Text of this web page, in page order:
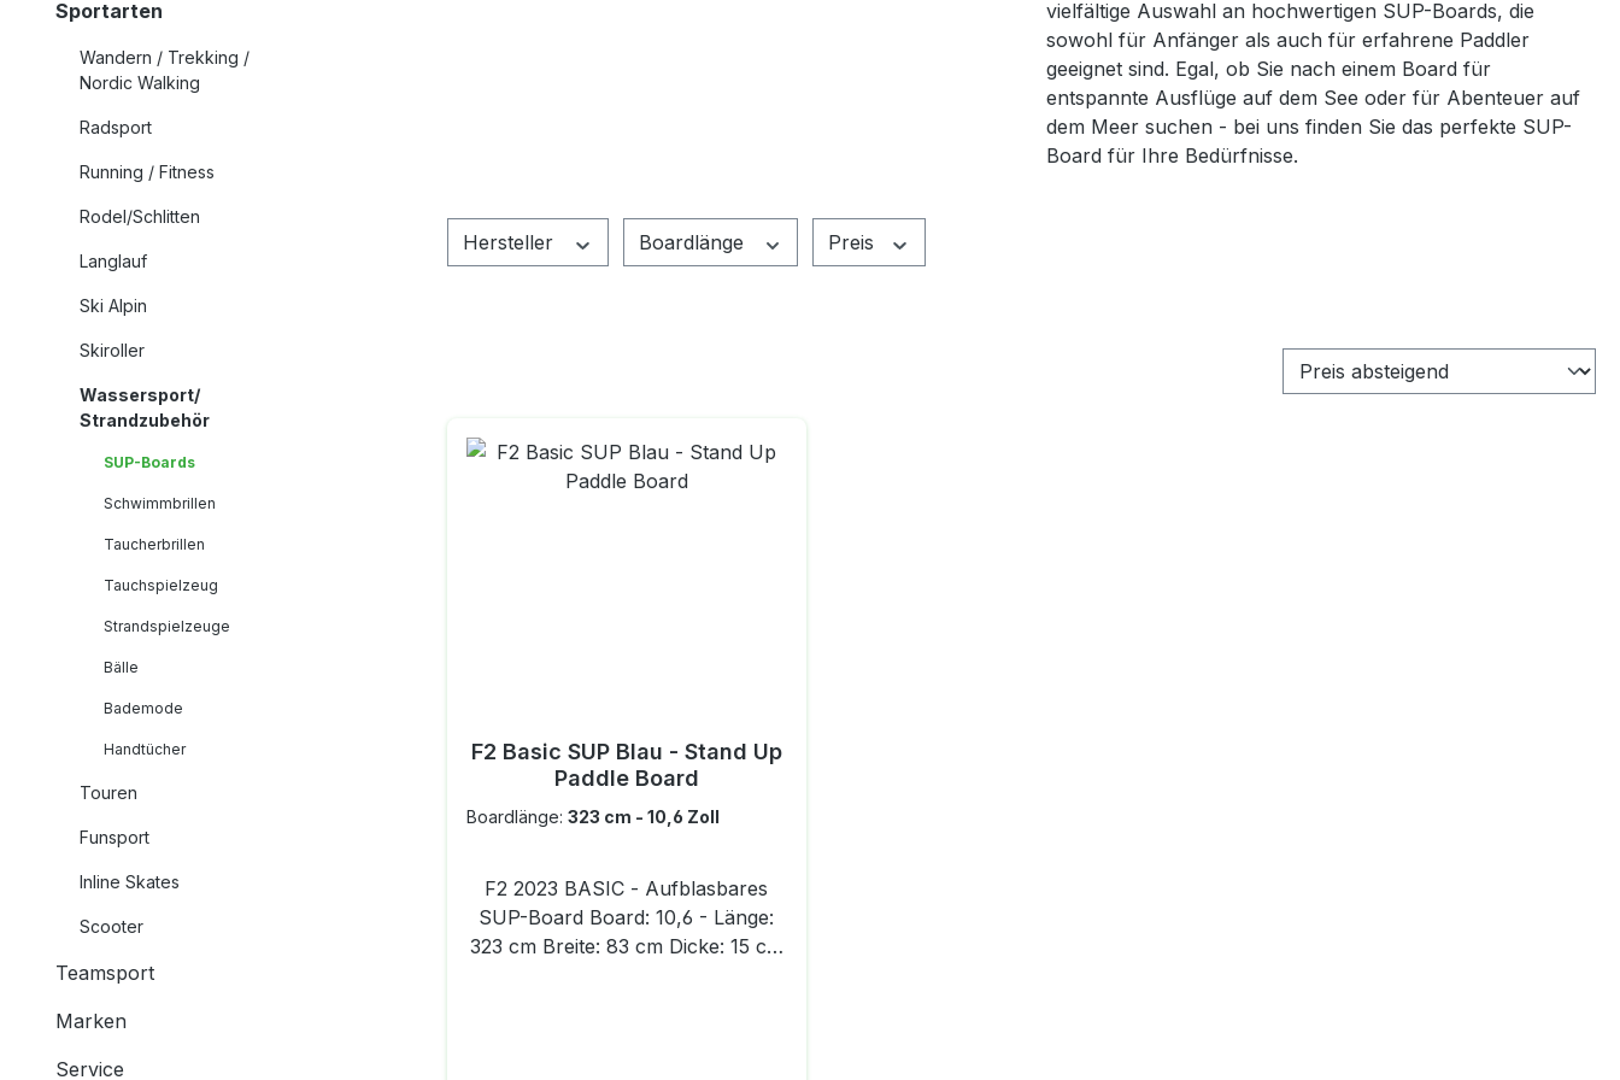
Sportarten
Wandern / Trekking /
Nordic Walking
Radsport
Running / Fitness
Rodel/Schlitten
Langlauf
Ski Alpin
Skiroller
Wassersport/
Strandzubehör
SUP-Boards
Schwimmbrillen
Taucherbrillen
Tauchspielzeug
Strandspielzeuge
Bälle
Bademode
Handtücher
Touren
Funsport
Inline Skates
Scooter
Teamsport
Marken
Service
vielfältige Auswahl an hochwertigen SUP-Boards, die
sowohl für Anfänger als auch für erfahrene Paddler
geeignet sind. Egal, ob Sie nach einem Board für
entspannte Ausflüge auf dem See oder für Abenteuer auf
dem Meer suchen - bei uns finden Sie das perfekte SUP-
Board für Ihre Bedürfnisse.
Hersteller Boardlänge Preis
F2 Basic SUP Blau - Stand Up
Paddle Board
Boardlänge: 323 cm - 10,6 Zoll
F2 2023 BASIC - Aufblasbares
SUP-Board Board: 10,6 - Länge:
323 cm Breite: 83 cm Dicke: 15 cm